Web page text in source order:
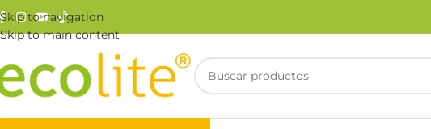
Skip to navigation
Skip to main content